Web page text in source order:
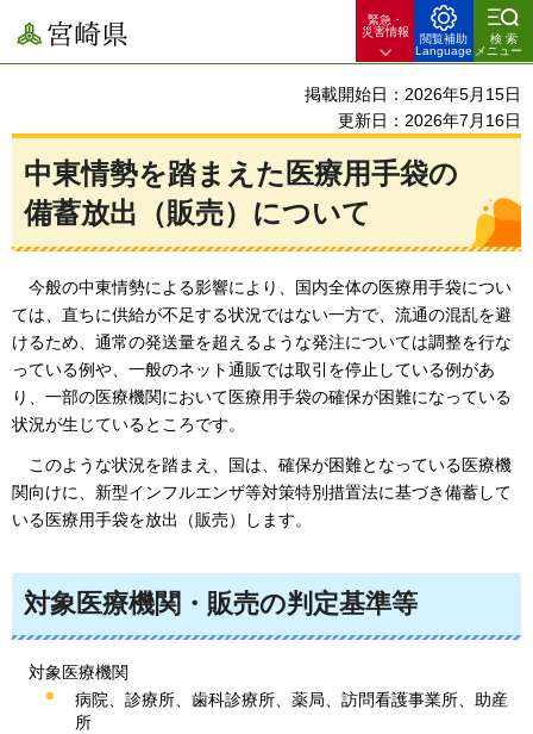
宮崎県
緊急・
災害情報
閲覧補助
Language
検索
メニュー
掲載開始日：2026年5月15日
更新日：2026年7月16日
中東情勢を踏まえた医療用手袋の
備蓄放出（販売）について
今般の中東情勢による影響により、国内全体の医療用手袋につい
ては、直ちに供給が不足する状況ではない一方で、流通の混乱を避
けるため、通常の発送量を超えるような発注については調整を行な
っている例や、一般のネット通販では取引を停止している例があ
り、一部の医療機関において医療用手袋の確保が困難になっている
状況が生じているところです。
このような状況を踏まえ、国は、 確保が困難となっている医療機
関向けに、新型インフルエンザ等対策特別措置法に基づき備蓄して
いる医療用手袋を放出（販売）します。
対象医療機関・販売の判定基準等
対象医療機関
病院、診療所、歯科診療所、薬局、訪問看護事業所、助産
所